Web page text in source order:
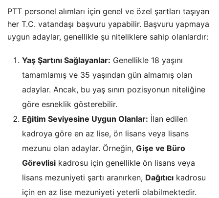
PTT personel alımları için genel ve özel şartları taşıyan
her T.C. vatandaşı başvuru yapabilir. Başvuru yapmaya
uygun adaylar, genellikle şu niteliklere sahip olanlardır:
Yaş Şartını Sağlayanlar: Genellikle 18 yaşını
tamamlamış ve 35 yaşından gün almamış olan
adaylar. Ancak, bu yaş sınırı pozisyonun niteliğine
göre esneklik gösterebilir.
Eğitim Seviyesine Uygun Olanlar: İlan edilen
kadroya göre en az lise, ön lisans veya lisans
mezunu olan adaylar. Örneğin, Gişe ve Büro
Görevlisi kadrosu için genellikle ön lisans veya
lisans mezuniyeti şartı aranırken, Dağıtıcı kadrosu
için en az lise mezuniyeti yeterli olabilmektedir.